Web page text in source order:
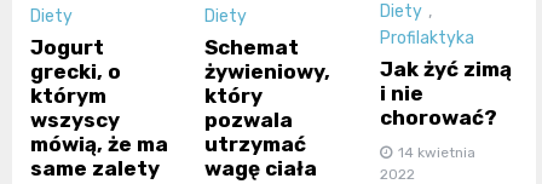
Diety
Jogurt
grecki, o
którym
wszyscy
mówią, że ma
same zalety
Diety
Schemat
żywieniowy,
który
pozwala
utrzymać
wagę ciała
Diety ,
Profilaktyka
Jak żyć zimą
i nie
chorować?
14 kwietnia
2022